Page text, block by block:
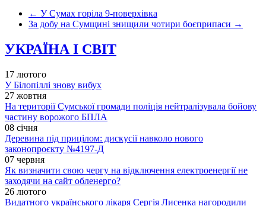
← У Сумах горіла 9-поверхівка
За добу на Сумщині знищили чотири боєприпаси →
УКРАЇНА І СВІТ
17 лютого
У Білопіллі знову вибух
27 жовтня
На території Сумської громади поліція нейтралізувала бойову
частину ворожого БПЛА
08 січня
Деревина під прицілом: дискусії навколо нового
законопроєкту №4197-Д
07 червня
Як визначити свою чергу на відключення електроенергії не
заходячи на сайт обленерго?
26 лютого
Видатного українського лікаря Сергія Лисенка нагородили